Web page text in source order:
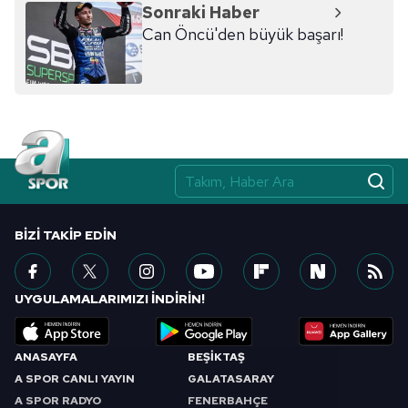
Sonraki Haber
Can Öncü'den büyük başarı!
ANASAYFA
A SPOR CANLI YAYIN
A SPOR RADYO
BEŞİKTAŞ
GALATASARAY
FENERBAHÇE
BIZI TAKIP EDIN
UYGULAMALARIMIZI İNDİRİN!